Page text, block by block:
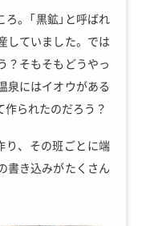
。「黒鉱」と呼ばれ
していました。では
？そもそもどうやっ
泉にはイオウがある
られたのだろう？
り、その班ごとに端
書き込みがたくさん